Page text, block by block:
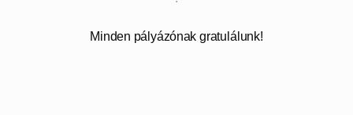
Minden pályázónak gratulálunk!